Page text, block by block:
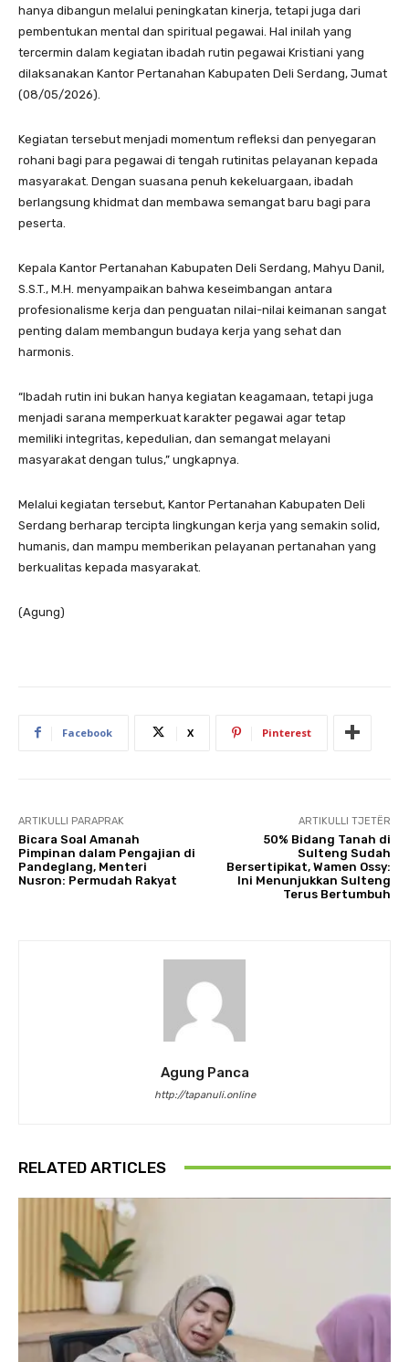
hanya dibangun melalui peningkatan kinerja, tetapi juga dari
pembentukan mental dan spiritual pegawai. Hal inilah yang
tercermin dalam kegiatan ibadah rutin pegawai Kristiani yang
dilaksanakan Kantor Pertanahan Kabupaten Deli Serdang, Jumat
(08/05/2026).
Kegiatan tersebut menjadi momentum refleksi dan penyegaran
rohani bagi para pegawai di tengah rutinitas pelayanan kepada
masyarakat. Dengan suasana penuh kekeluargaan, ibadah
berlangsung khidmat dan membawa semangat baru bagi para
peserta.
Kepala Kantor Pertanahan Kabupaten Deli Serdang, Mahyu Danil,
S.S.T., M.H. menyampaikan bahwa keseimbangan antara
profesionalisme kerja dan penguatan nilai-nilai keimanan sangat
penting dalam membangun budaya kerja yang sehat dan
harmonis.
“Ibadah rutin ini bukan hanya kegiatan keagamaan, tetapi juga
menjadi sarana memperkuat karakter pegawai agar tetap
memiliki integritas, kepedulian, dan semangat melayani
masyarakat dengan tulus,” ungkapnya.
Melalui kegiatan tersebut, Kantor Pertanahan Kabupaten Deli
Serdang berharap tercipta lingkungan kerja yang semakin solid,
humanis, dan mampu memberikan pelayanan pertanahan yang
berkualitas kepada masyarakat.
(Agung)
Facebook X Pinterest
ARTIKULLI PARAPRAK
Bicara Soal Amanah
Pimpinan dalam Pengajian di
Pandeglang, Menteri
Nusron: Permudah Rakyat
ARTIKULLI TJETËR
50% Bidang Tanah di
Sulteng Sudah
Bersertipikat, Wamen Ossy:
Ini Menunjukkan Sulteng
Terus Bertumbuh
Agung Panca
http://tapanuli.online
RELATED ARTICLES